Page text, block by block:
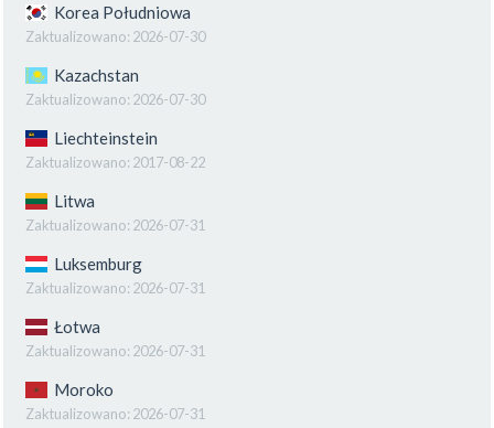
Korea Południowa
Zaktualizowano: 2026-07-30
Kazachstan
Zaktualizowano: 2026-07-30
Liechteinstein
Zaktualizowano: 2017-08-22
Litwa
Zaktualizowano: 2026-07-31
Luksemburg
Zaktualizowano: 2026-07-31
Łotwa
Zaktualizowano: 2026-07-31
Moroko
Zaktualizowano: 2026-07-31